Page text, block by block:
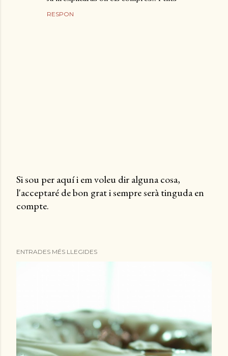
RESPON
P
u
o
m
e
Si sou per aquí i em voleu dir alguna cosa,
l'acceptaré de bon grat i sempre serà tinguda en
compte.
ENTRADES MÉS LLEGIDES